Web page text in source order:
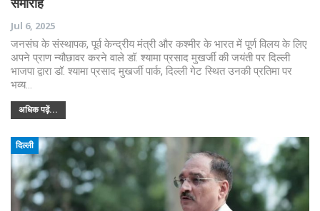
समारोह
Jul 6, 2025
जनसंघ के संस्थापक, पूर्व केन्द्रीय मंत्री और कश्मीर के भारत में पूर्ण विलय के लिए
अपने प्राण न्यौछावर करने वाले डॉ. श्यामा प्रसाद मुखर्जी की जयंती पर दिल्ली
भाजपा द्वारा डॉ. श्यामा प्रसाद मुखर्जी पार्क, दिल्ली गेट स्थित उनकी प्रतिमा पर
भव्य…
अधिक पढ़ें...
दिल्ली